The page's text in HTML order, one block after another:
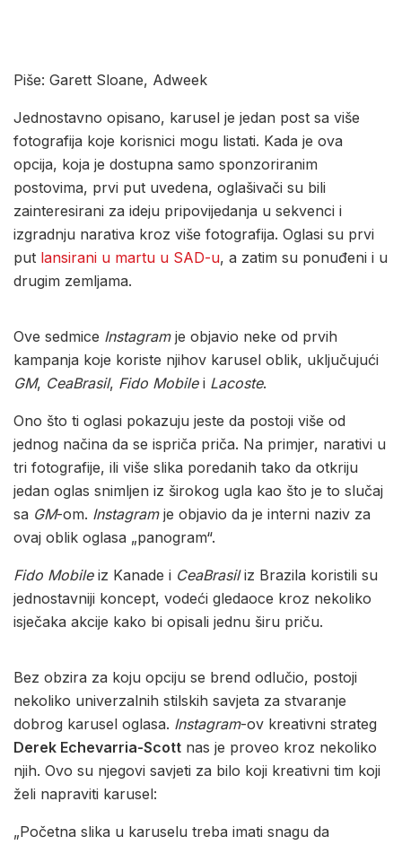
Piše: Garett Sloane, Adweek
Jednostavno opisano, karusel je jedan post sa više
fotografija koje korisnici mogu listati. Kada je ova
opcija, koja je dostupna samo sponzoriranim
postovima, prvi put uvedena, oglašivači su bili
zainteresirani za ideju pripovijedanja u sekvenci i
izgradnju narativa kroz više fotografija. Oglasi su prvi
put lansirani u martu u SAD-u, a zatim su ponuđeni i u
drugim zemljama.
Ove sedmice Instagramje objavio neke od prvih
kampanja koje koriste njihov karusel oblik, uključujući
GM, CeaBrasil, Fido Mobilei Lacoste.
Ono što ti oglasi pokazuju jeste da postoji više od
jednog načina da se ispriča priča. Na primjer, narativi u
tri fotografije, ili više slika poredanih tako da otkriju
jedan oglas snimljen iz širokog ugla kao što je to slučaj
sa GM-om. Instagramje objavio da je interni naziv za
ovaj oblik oglasa „panogram“.
Fido Mobileiz Kanade i CeaBrasiliz Brazila koristili su
jednostavniji koncept, vodeći gledaoce kroz nekoliko
isječaka akcije kako bi opisali jednu širu priču.
Bez obzira za koju opciju se brend odlučio, postoji
nekoliko univerzalnih stilskih savjeta za stvaranje
dobrog karusel oglasa. Instagram-ov kreativni strateg
Derek Echevarria-Scott nas je proveo kroz nekoliko
njih. Ovo su njegovi savjeti za bilo koji kreativni tim koji
želi napraviti karusel:
„Početna slika u karuselu treba imati snagu da